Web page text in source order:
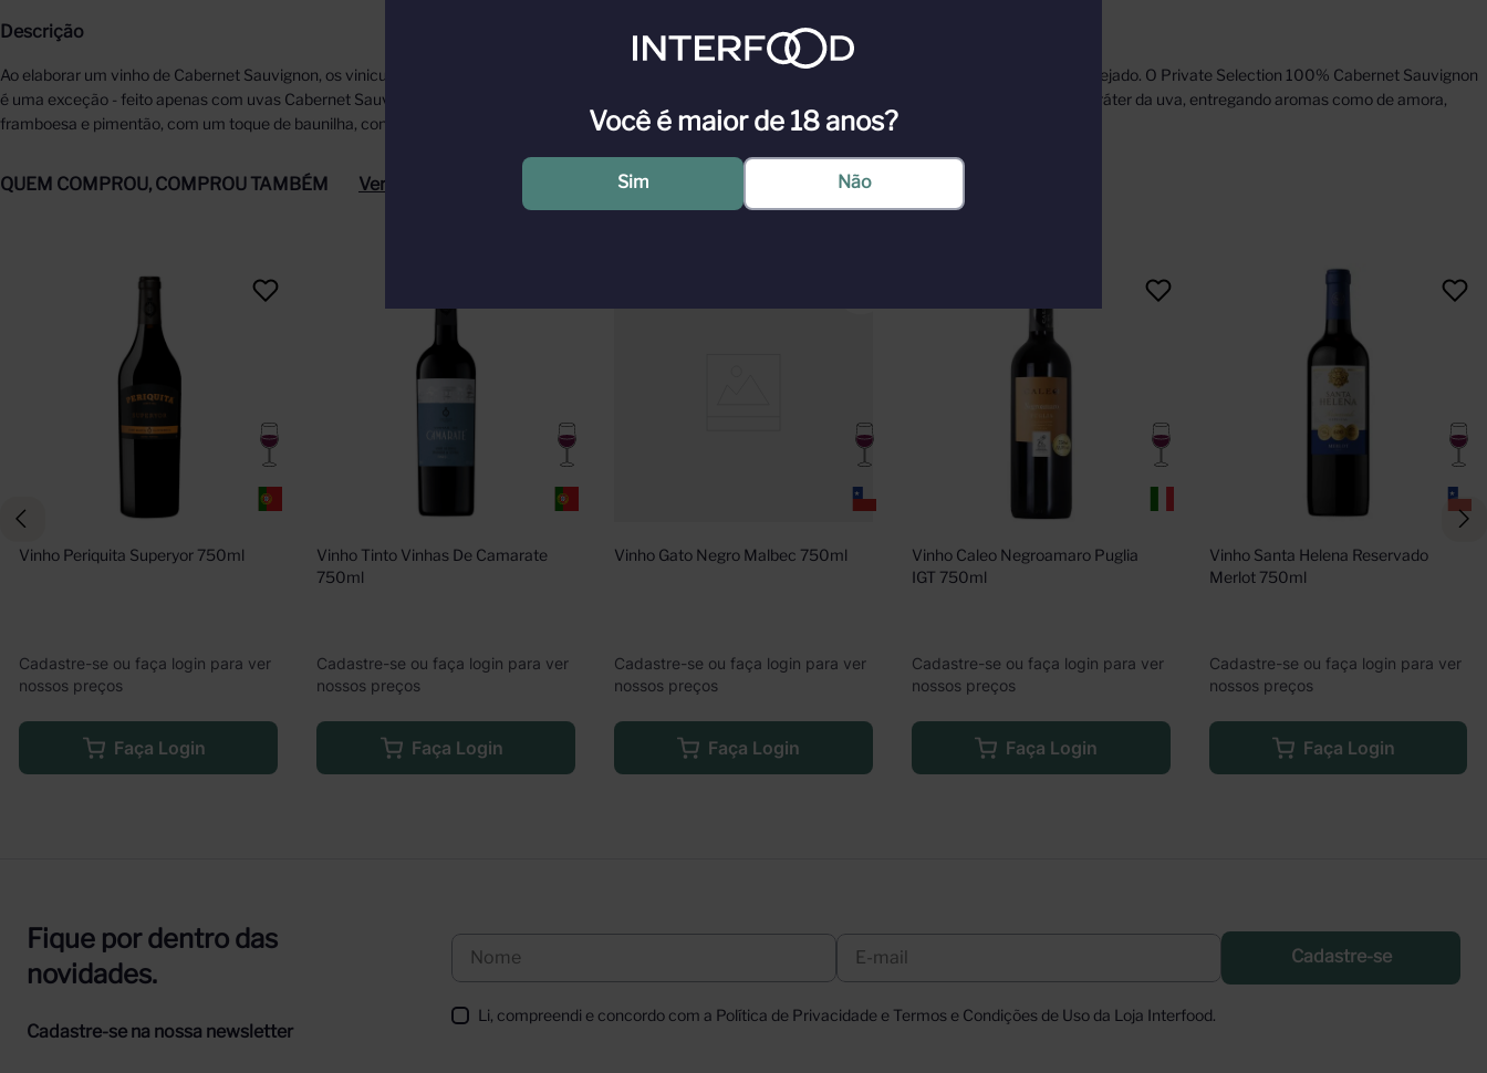
Descrição
Ao elaborar um vinho de Cabernet Sauvignon, os vinicultores californianos costumam fazer um blend com outras variedades de uvas para atingir o estilo desejado. O Private Selection 100% Cabernet Sauvignon
é uma exceção - feito apenas com uvas Cabernet Sauvignon colhidas no pico de maturação dos vinhedos da Califórnia. Esse vinho expressa a pureza e o caráter da uva, entregando aromas como de amora,
framboesa e pimentão, com um toque de baunilha, conferido pelo envelhecimento em carvalho francês e americano.
QUEM COMPROU, COMPROU TAMBÉM Ver tudo
Vinho Periquita Superyor 750ml
Cadastre-se ou faça login para ver
nossos preços
Faça Login
Vinho Tinto Vinhas De Camarate
750ml
Cadastre-se ou faça login para ver
nossos preços
Faça Login
Vinho Gato Negro Malbec 750ml
Cadastre-se ou faça login para ver
nossos preços
Faça Login
Vinho Caleo Negroamaro Puglia
IGT 750ml
Cadastre-se ou faça login para ver
nossos preços
Faça Login
Vinho Santa Helena Reservado
Merlot 750ml
Cadastre-se ou faça login para ver
nossos preços
Faça Login
Fique por dentro das
novidades.
Cadastre-se na nossa newsletter
Cadastre-se
Li, compreendi e concordo com a Política de Privacidade e Termos e Condições de Uso da Loja Interfood.
Você é maior de 18 anos?
Sim Não